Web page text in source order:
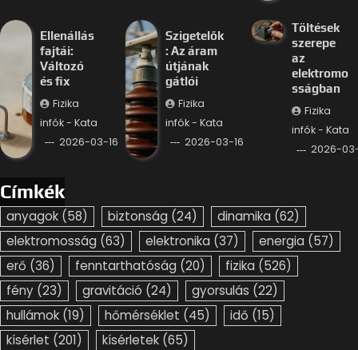
Ellenállás
fajtái:
Változó
és fix
Fizika
infók - Kata
2026-03-16
Szigetelők
: Az áram
útjának
gátlói
Fizika
infók - Kata
2026-03-16
Töltések
szerepe
az
elektromo
sságban
Fizika
infók - Kata
2026-
Címkék
anyagok (58) biztonság (24) dinamika (62)
elektromosság (63) elektronika (37) energia (57)
erő (36) fenntarthatóság (20) fizika (526)
fény (23) gravitáció (24) gyorsulás (22)
hullámok (19) hőmérséklet (45) idő (15)
kísérlet (201) kísérletek (65)